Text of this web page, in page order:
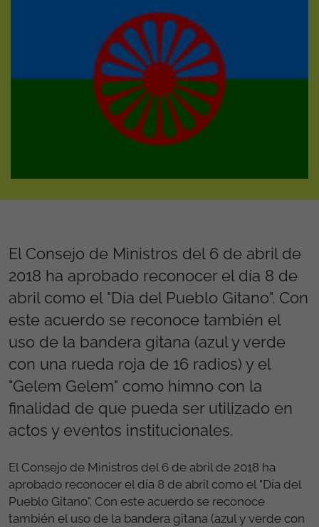
El Consejo de Ministros del 6 de abril de
2018 ha aprobado reconocer el día 8 de
abril como el "Día del Pueblo Gitano". Con
este acuerdo se reconoce también el
uso de la bandera gitana (azul y verde
con una rueda roja de 16 radios) y el
"Gelem Gelem" como himno con la
finalidad de que pueda ser utilizado en
actos y eventos institucionales.
El Consejo de Ministros del 6 de abril de 2018 ha
aprobado reconocer el día 8 de abril como el "Día del
Pueblo Gitano". Con este acuerdo se reconoce
también el uso de la bandera gitana (azul y verde con